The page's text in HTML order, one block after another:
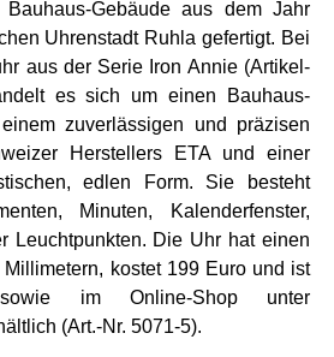
Bauhaus-Gebäude aus dem Jahr
Uhrenstadt Ruhla gefertigt. Bei
aus der Serie Iron Annie (Artikel-
es sich um einen Bauhaus-
zuverlässigen und präzisen
Herstellers ETA und einer
edlen Form. Sie besteht
Minuten, Kalenderfenster,
Leuchtpunkten. Die Uhr hat einen
kostet 199 Euro und ist
im Online-Shop unter
(Art.-Nr. 5071-5).